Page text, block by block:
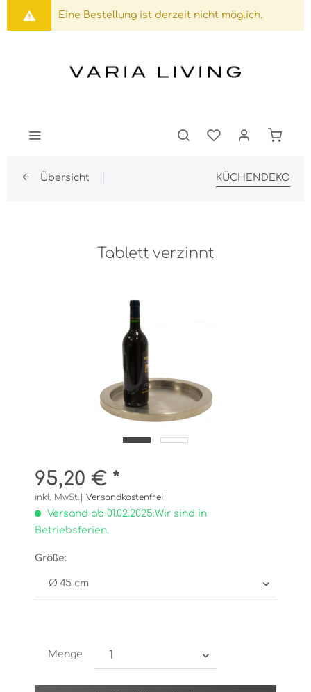
Eine Bestellung ist derzeit nicht möglich.
Übersicht KÜCHENDEKO
Tablett verzinnt
95,20 € *
inkl. MwSt.| Versandkostenfrei
Versand ab 01.02.2025.Wir sind in
Betriebsferien.
Größe:
Menge